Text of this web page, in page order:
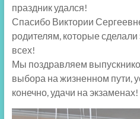
праздник удался!
Спасибо Виктории
родителям, которые
всех!
Мы поздравляем
выбора на жизненном пути,
конечно, удачи на экзаменах!